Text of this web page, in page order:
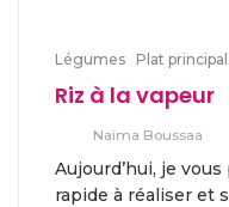
Légumes Plat principal
Riz à la vapeur
Naima Boussaa
Aujourd’hui, je
rapide à réaliser et